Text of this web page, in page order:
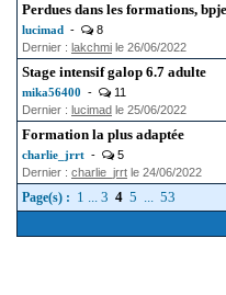
Perdues dans les formations,
lucimad -
8
Dernier : lakchmi le 26/06/2022
Stage intensif galop 6.7 adulte
mika56400 -
11
Dernier : lucimad le 25/06/2022
Formation la plus adaptée
charlie_jrrt -
5
Dernier : charlie_jrrt le 24/06/2022
Page(s) : 1 ... 3 4 5 ... 53